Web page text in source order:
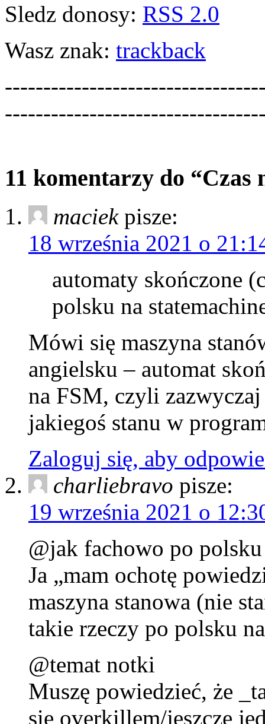
Sledz donosy: RSS 2.0
Wasz znak: trackback
11 komentarzy do
maciek pisze:
18 września 2021 o
automaty skończone
polsku na
Mówi się maszyna
angielsku – automat
na FSM, czyli
jakiegoś stanu w
Zaloguj się, aby
charliebravo pisze:
19 września 2021 o
@jak fachowo po polsku
Ja „mam ochotę
maszyna stanowa (nie
takie rzeczy po polsku
@temat notki
Muszę powiedzieć, że
się overkillem/jeszcze